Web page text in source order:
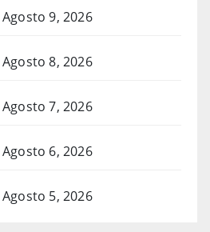
Agosto 9, 2026
Agosto 8, 2026
Agosto 7, 2026
Agosto 6, 2026
Agosto 5, 2026